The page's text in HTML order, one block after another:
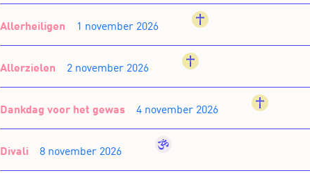
Allerheiligen 1 november 2026
Allerzielen 2 november 2026
Dankdag voor het gewas 4 november 2026
Divali 8 november 2026